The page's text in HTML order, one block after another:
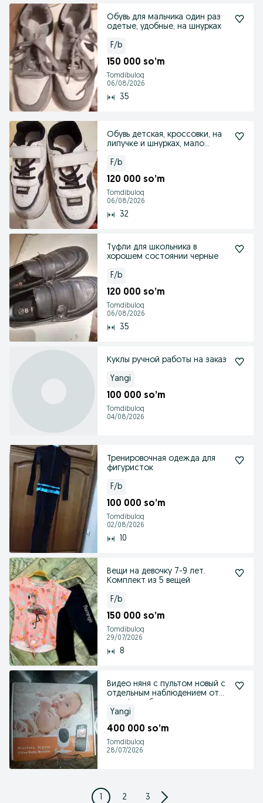
Обувь для мальчика один раз
одетые, удобные, на шнурках
F/b
150 000 so’m
Tomdibuloq
06/08/2026
35
Обувь детская, кроссовки, на
липучке и шнурках, мало
F/b
120 000 so’m
Tomdibuloq
06/08/2026
32
Туфли для школьника в
хорошем состоянии черные
F/b
120 000 so’m
Tomdibuloq
06/08/2026
35
Куклы ручной работы на заказ
Yangi
100 000 so’m
Tomdibuloq
04/08/2026
Тренировочная одежда для
фигуристок
F/b
100 000 so’m
Tomdibuloq
02/08/2026
10
Вещи на девочку 7-9 лет.
Комплект из 5 вещей
F/b
150 000 so’m
Tomdibuloq
29/07/2026
8
Видео няня с пультом новый с
отдельным наблюдением от
Yangi
400 000 so’m
Tomdibuloq
28/07/2026
1 2 3